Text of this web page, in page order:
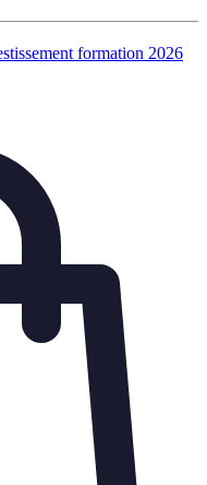
formation 2026